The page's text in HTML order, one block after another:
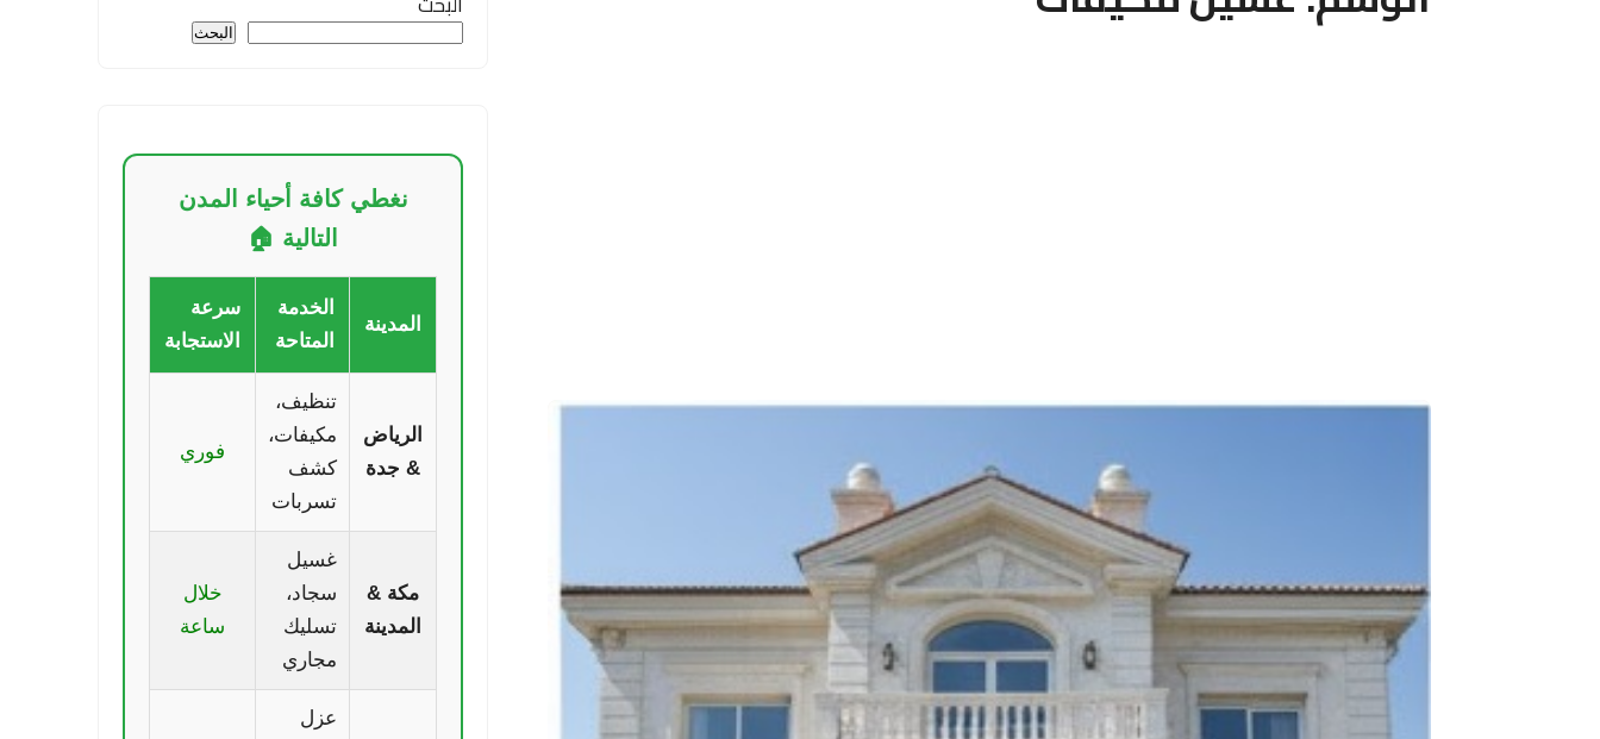
البحث
نغطي كافة أحياء المدن
التالية 🏠
المدينة
الخدمة
المتاحة
سرعة
الاستجابة
الرياض
& جدة
تنظيف،
مكيفات،
كشف
تسربات
فوري
مكة &
المدينة
غسيل
سجاد،
تسليك
مجاري
خلال
ساعة
عزل